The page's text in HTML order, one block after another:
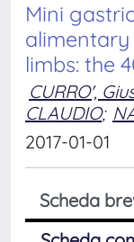
Mini
limbs: the
CURRO',
CLAUDIO;
2017-01-01
Scheda